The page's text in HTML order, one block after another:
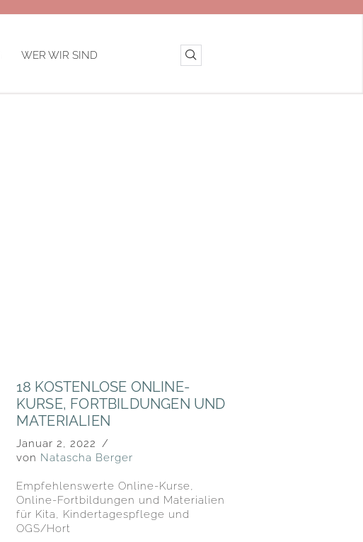
WER WIR SIND
18 KOSTENLOSE ONLINE-
KURSE, FORTBILDUNGEN UND
MATERIALIEN
Januar 2, 2022
von Natascha Berger
Empfehlenswerte Online-Kurse,
Online-Fortbildungen und Materialien
für Kita, Kindertagespflege und
OGS/Hort